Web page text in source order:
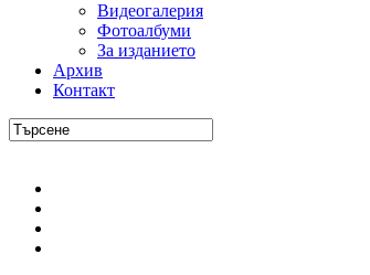
Видеогалерия
Фотоалбуми
За изданието
Архив
Контакт